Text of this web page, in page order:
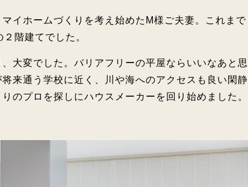
イホームづくりを考え始めたM様ご夫妻。これまで
階建てでした。
大変でした。バリアフリーの平屋ならいいなあと思
来通う学校に近く、川や海へのアクセスも良い閑静
のプロを探しにハウスメーカーを回り始めました。